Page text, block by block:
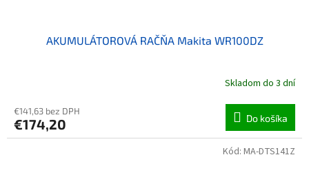
AKUMULÁTOROVÁ RAČŇA Makita WR100DZ
Skladom do 3 dní
€141,63 bez DPH
€174,20 Do košíka
Kód: MA-DTS141Z